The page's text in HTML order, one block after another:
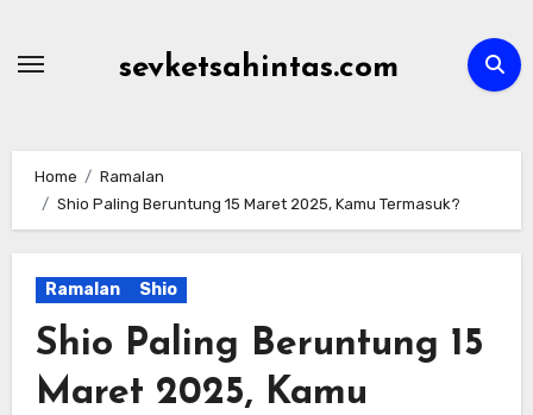
sevketsahintas.com
Home
Ramalan
Shio Paling Beruntung 15 Maret 2025, Kamu Termasuk?
Ramalan Shio
Shio Paling Beruntung 15
Maret 2025, Kamu